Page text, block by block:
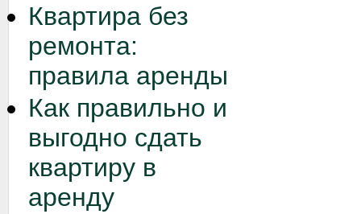
Квартира без
ремонта:
правила аренды
Как правильно и
выгодно сдать
квартиру в
аренду